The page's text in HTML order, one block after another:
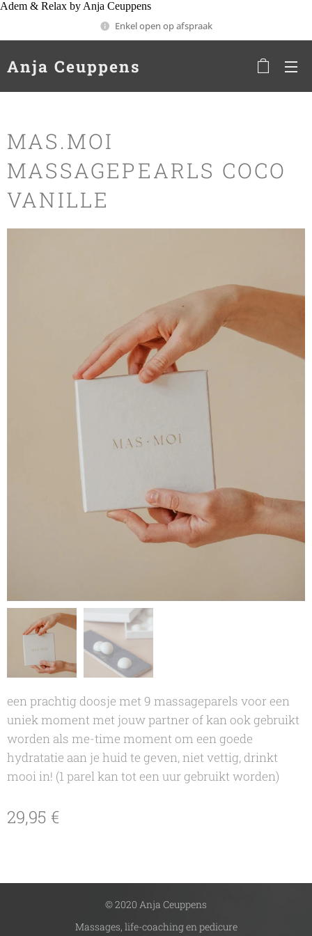
Adem & Relax by Anja Ceuppens
Enkel open op afspraak
Anja Ceuppens
MAS.MOI
MASSAGEPEARLS COCO
VANILLE
een prachtig doosje met 9 massageparels voor een
uniek moment met jouw partner of kan ook gebruikt
worden als me-time moment om een goede
hydratatie aan je huid te geven, niet vettig, drinkt
mooi in! (1 parel kan tot een uur gebruikt worden)
29,95 €
© 2020 Anja Ceuppens
Massages, life-coaching en pedicure